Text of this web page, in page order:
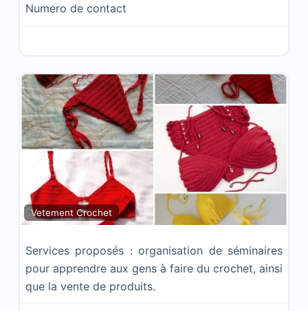
Numero de contact
Vetement Crochet
Services proposés : organisation de séminaires
pour apprendre aux gens à faire du crochet, ainsi
que la vente de produits.